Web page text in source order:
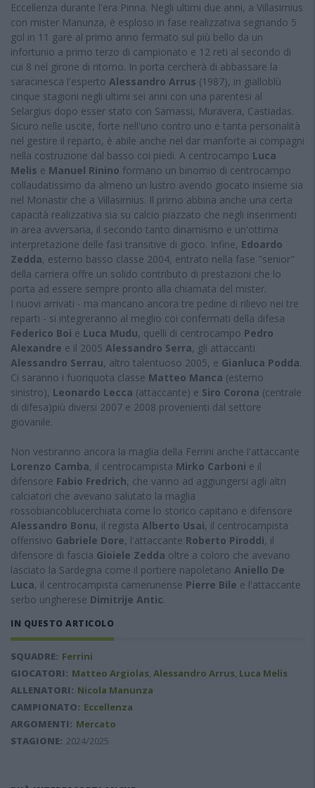
Eccellenza durante l'era Pinna. Negli ultimi due anni, a Villasimius
con mister Manunza, è esploso in fase realizzativa segnando 5
gol in 11 gare al primo anno fermato sul più bello da un
infortunio a primo terzo di campionato e 12 reti al secondo di
cui 8 nel girone di ritorno. In porta cercherà di abbassare la
saracinesca l'esperto Alessandro Arrus (1987), in gialloblù
cinque stagioni negli ultimi sei anni con una parentesi al
Selargius dopo esser stato con Samassi, Muravera, Castiadas.
Sicuro nelle uscite, forte nell'uno contro uno e tanta personalità
nel gestire il reparto, è abile anche nel dar manforte ai compagni
nella costruzione dal basso coi piedi. A centrocampo Luca
Melis e Manuel Rinino formano un binomio di centrocampo
collaudatissimo da almeno un lustro avendo giocato insieme sia
nel Monastir che a Villasimius. Il primo abbina anche una certa
capacità realizzativa sia su calcio piazzato che negli inserimenti
in area avversaria, il secondo tanto dinamismo e un'ottima
interpretazione delle fasi transitive di gioco. Infine, Edoardo
Zedda, esterno basso classe 2004, entrato nella fase "senior"
della carriera offre un solido contributo di prestazioni che lo
porta ad essere sempre pronto alla chiamata del mister.
I nuovi arrivati - ma mancano ancora tre pedine di rilievo nei tre
reparti - si integreranno al meglio coi confermati della difesa
Federico Boi e Luca Mudu, quelli di centrocampo Pedro
Alexandre e il 2005 Alessandro Serra, gli attaccanti
Alessandro Serrau, altro talentuoso 2005, e Gianluca Podda.
Ci saranno i fuoriquota classe Matteo Manca (esterno
sinistro), Leonardo Lecca (attaccante) e Siro Corona (centrale
di difesa)più diversi 2007 e 2008 provenienti dal settore
giovanile.
Non vestiranno ancora la maglia della Ferrini anche l'attaccante
Lorenzo Camba, il centrocampista Mirko Carboni e il
difensore Fabio Fredrich, che vanno ad aggiungersi agli altri
calciatori che avevano salutato la maglia
rossobiancoblucerchiata come lo storico capitano e difensore
Alessandro Bonu, il regista Alberto Usai, il centrocampista
offensivo Gabriele Dore, l'attaccante Roberto Piroddi, il
difensore di fascia Gioiele Zedda oltre a coloro che avevano
lasciato la Sardegna come il portiere napoletano Aniello De
Luca, il centrocampista camerunense Pierre Bile e l'attaccante
serbo ungherese Dimitrije Antic.
IN QUESTO ARTICOLO
SQUADRE: Ferrini
GIOCATORI: Matteo Argiolas, Alessandro Arrus, Luca Melis
ALLENATORI: Nicola Manunza
CAMPIONATO: Eccellenza
ARGOMENTI: Mercato
STAGIONE: 2024/2025